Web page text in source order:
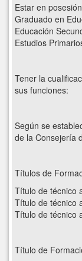
Estar en
Graduado en
Educación
Estudios
Tener la
sus funciones:
Según se
de la Consejería
Títulos de
Título de técnico
Título de técnico
Título de técnico
Título de